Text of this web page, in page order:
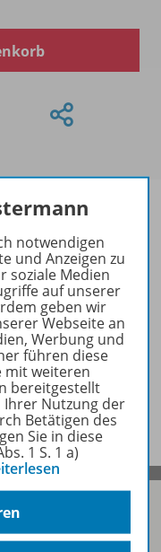
notwendigen
und Anzeigen zu
soziale Medien
auf unserer
geben wir
Webseite an
Werbung und
führen diese
mit weiteren
bereitgestellt
Ihrer Nutzung der
Betätigen des
Sie in diese
1 S. 1 a)